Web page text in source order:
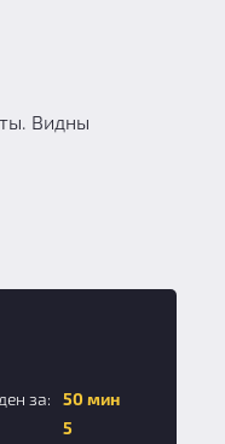
Видны
за:
50 мин
5